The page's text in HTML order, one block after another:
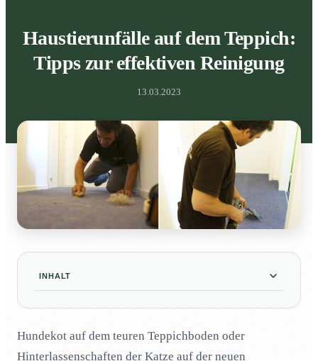
Haustierunfälle auf dem Teppich:
Tipps zur effektiven Reinigung
13.03.2023
INHALT
Wie kann ich meinen Teppich am besten reinigen
Hundekot auf dem teuren Teppichboden oder
Hinterlassenschaften der Katze auf der neuen